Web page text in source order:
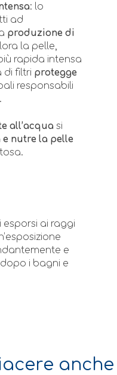
: lo
ad
produzione di
la pelle,
rapida intensa
di filtri protegge
responsabili
all’acqua si
nutre la pelle
ai raggi
e
i bagni e
anche